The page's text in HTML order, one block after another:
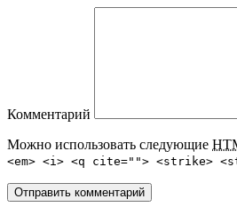
Комментарий
Можно использовать следующие
<em> <i> <q cite=""> <strike>